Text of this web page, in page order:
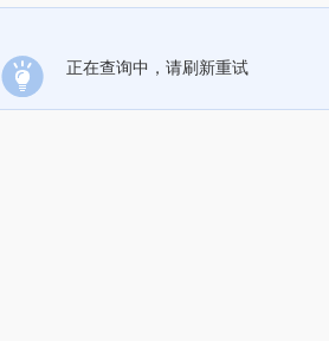
正在查询中，请刷新重试